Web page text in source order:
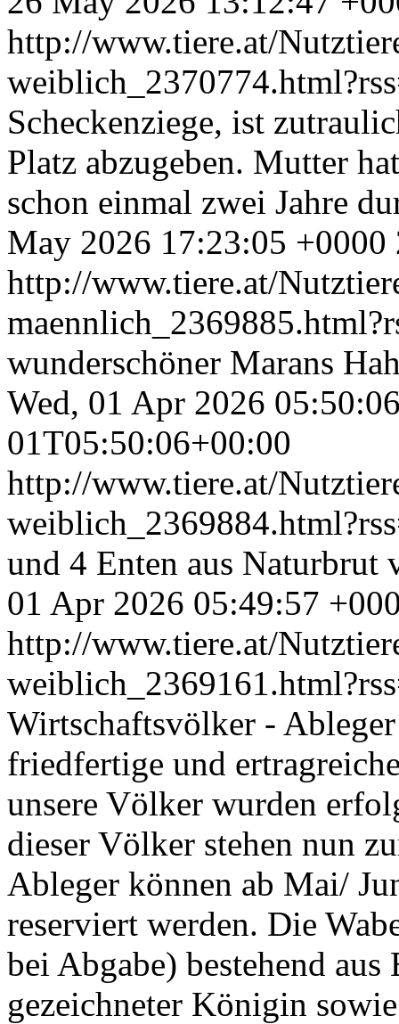
http://www.tiere.at/
Scheckenziege, ist
Platz abzugeben. Mutter
schon einmal zwei Jahre
May 2026 17:23:05 +0000
http://www.tiere.at/
wunderschöner Marans
Wed, 01 Apr 2026
01T05:50:06+00:00
http://www.tiere.at/
und 4 Enten aus Naturbrut
01 Apr 2026 05:49:57
http://www.tiere.at/
Wirtschaftsvölker -
friedfertige und
unsere Völker wurden
dieser Völker stehen nun
Ableger können ab Mai/
reserviert werden. Die
bei Abgabe) bestehend
gezeichneter Königin